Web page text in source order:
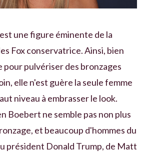
une figure éminente de la
Fox conservatrice. Ainsi, bien
pour pulvériser des bronzages
elle n'est guère la seule femme
niveau à embrasser le look.
Boebert ne semble pas non plus
et beaucoup d'hommes du
président Donald Trump, de Matt